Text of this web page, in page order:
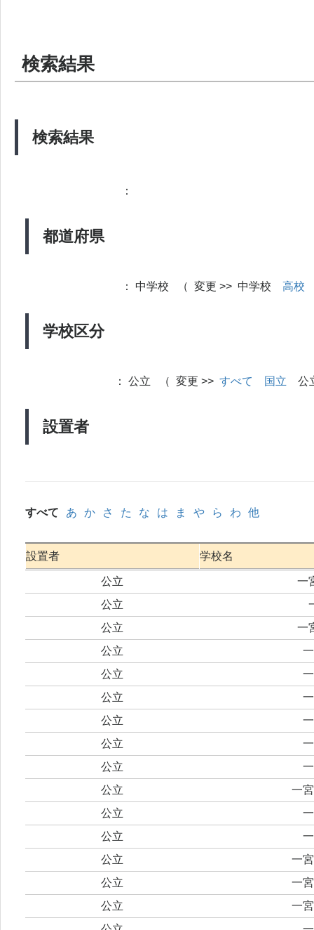
検索結果
検索結果
都道府県
：
学校区分
： 中学校 （ 変更 >> 中学校 高校
設置者
： 公立 （ 変更 >> すべて 国立
すべて あ か さ た な は ま や ら わ 他
設置者 学校名
公立
一
公立
公立
一
公立
公立
公立
公立
公立
公立
公立
一
公立
公立
公立
一
公立
一
公立
一